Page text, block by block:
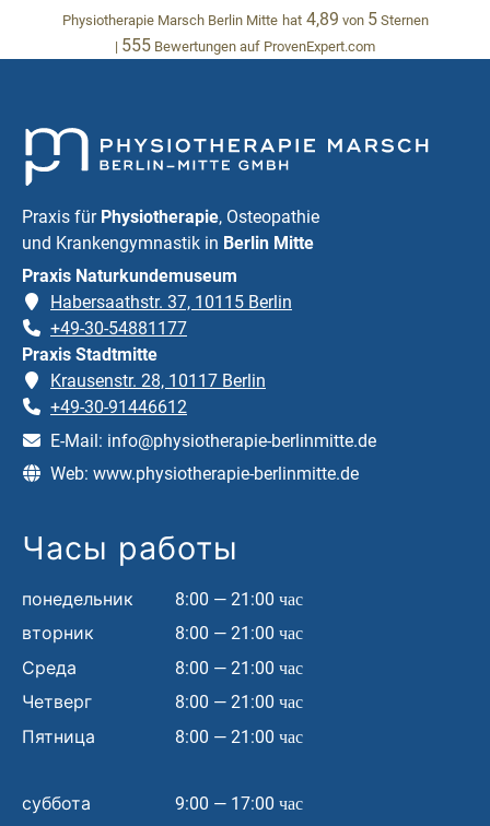
Physiotherapie Marsch Berlin Mitte hat 4,89 von 5Sternen
| 555 Bewertungen auf ProvenExpert.com
Praxis für Physiotherapie, Osteopathie
und Krankengymnastik in Berlin Mitte
Praxis Naturkundemuseum
Habersaathstr. 37, 10115 Berlin
+49-30-54881177
Praxis Stadtmitte
Krausenstr. 28, 10117 Berlin
+49-30-91446612
E-Mail: info@physiotherapie-berlinmitte.de
Web: www.physiotherapie-berlinmitte.de
Часы работы
понедельник 8:00 — 21:00 час
вторник 8:00 — 21:00 час
Среда 8:00 — 21:00 час
Четверг 8:00 — 21:00 час
Пятница 8:00 — 21:00 час
суббота 9:00 — 17:00 час